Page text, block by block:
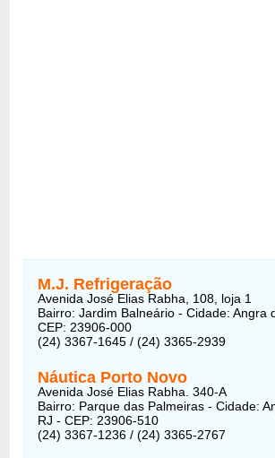
M.J. Refrigeração
Avenida José Elias Rabha, 108, loja 1
Bairro: Jardim Balneário - Cidade: Angra
CEP: 23906-000
(24) 3367-1645 / (24) 3365-2939
Náutica Porto Novo
Avenida José Elias Rabha. 340-A
Bairro: Parque das Palmeiras - Cidade:
RJ - CEP: 23906-510
(24) 3367-1236 / (24) 3365-2767